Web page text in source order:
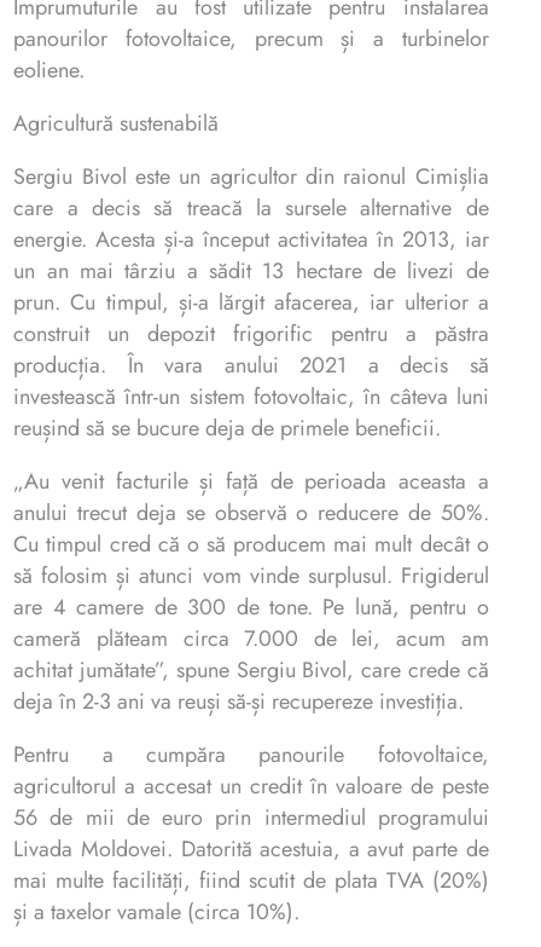
Împrumuturile au fost utilizate pentru instalarea
panourilor fotovoltaice, precum și a turbinelor
eoliene.
Agricultură sustenabilă
Sergiu Bivol este un agricultor din raionul Cimișlia
care a decis să treacă la sursele alternative de
energie. Acesta și-a început activitatea în 2013, iar
un an mai târziu a sădit 13 hectare de livezi de
prun. Cu timpul, și-a lărgit afacerea, iar ulterior a
construit un depozit frigorific pentru a păstra
producția. În vara anului 2021 a decis să
investească într-un sistem fotovoltaic, în câteva luni
reușind să se bucure deja de primele beneficii.
„Au venit facturile și față de perioada aceasta a
anului trecut deja se observă o reducere de 50%.
Cu timpul cred că o să producem mai mult decât o
să folosim și atunci vom vinde surplusul. Frigiderul
are 4 camere de 300 de tone. Pe lună, pentru o
cameră plăteam circa 7.000 de lei, acum am
achitat jumătate”, spune Sergiu Bivol, care crede că
deja în 2-3 ani va reuși să-și recupereze investiția.
Pentru a cumpăra panourile fotovoltaice,
agricultorul a accesat un credit în valoare de peste
56 de mii de euro prin intermediul programului
Livada Moldovei. Datorită acestuia, a avut parte de
mai multe facilități, fiind scutit de plata TVA (20%)
și a taxelor vamale (circa 10%).